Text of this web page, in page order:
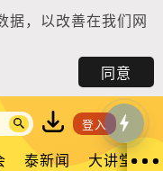
据，以改善在我们网
同意
登入
泰新闻 大讲堂